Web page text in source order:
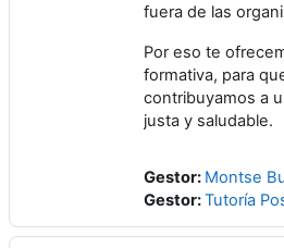
fuera de las
Por eso te
formativa, para
contribuyamos a
justa y saludable.
Gestor: Montse
Gestor:Tutoría